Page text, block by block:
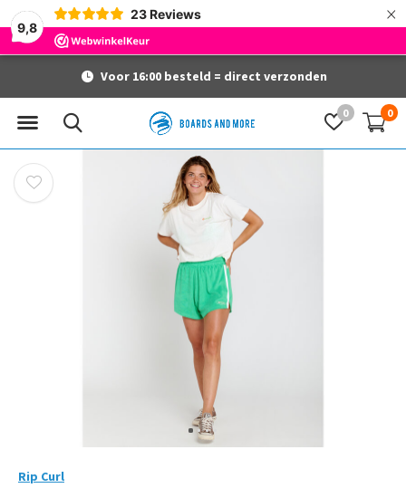
9,8
23 Reviews ×
0 0
Voor 16:00 besteld = direct verzonden
Rip Curl